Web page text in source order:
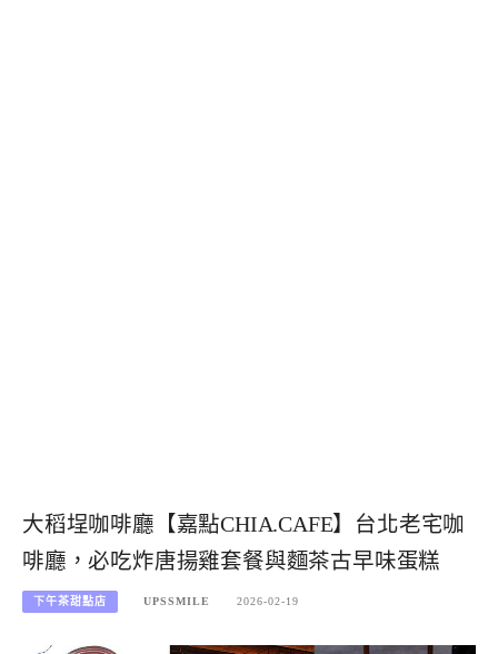
大稻埕咖啡廳【嘉點CHIA.CAFE】台北老宅咖
啡廳，必吃炸唐揚雞套餐與麵茶古早味蛋糕
下午茶甜點店 UPSSMILE 2026-02-19